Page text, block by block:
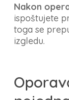
Nakon
ispoštujete
toga se
izgledu.